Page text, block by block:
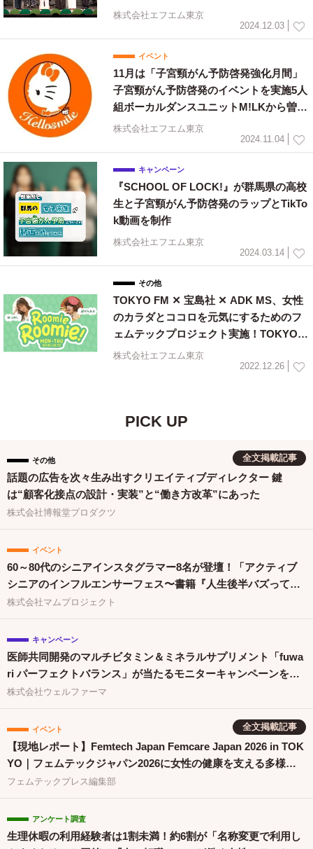
株式会社エフエム東京
2024.12.03
イベント
11月は「子宮頸がん予防啓発強化月間」
子宮頸がん予防啓発のイベントを実施5人
組ボーカルダンスユニットM!LKから曽野
舜太も登場！『Hellosmile in Sanrio Pur
株式会社エフエム東京
2024.11.04
キャンペーン
『SCHOOL OF LOCK!』が群馬県の高校
生と子宮頸がん予防啓発のラップとTikTo
k動画を制作
株式会社エフエム東京
2024.03.14
その他
TOKYO FM ✕ 宝島社 ✕ ADK MS、女性
のカラダとココロを元気にするためのフ
ェムテックプロジェクト実施！TOKYO F
M「Roomie Roomie!」
株式会社エフエム東京
2022.12.26
PICK UP
全文掲載記事
その他
話題の広告を次々生み出すクリエイティブディレクター 鍵
は“顧客化接点の設計・実装”と“働き方改革”にあった
株式会社博報堂プロダクツ
イベント
60～80代のシニアインスタグラマー8名が登壇！「アクティブ
シニアのインフルエンサーフェス〜書籍『人生後半バズってま
す！』出版祝〜」を開催
株式会社マムプロジェクト
キャンペーン
医師共同開発のマルチビタミン＆ミネラルサプリメント「fuwa
ri パーフェクトバランス」が当たるモニターキャンペーンを開
催
株式会社ウェルファーマ
全文掲載記事
イベント
【現地レポート】Femtech Japan Femcare Japan 2026 in TOK
YO｜フェムテックジャパン2026に女性の健康を支える多様な
取り組みが集結
フェムテックプレス編集部
アンケート調査
生理休暇の利用経験者は1割未満！約6割が「名称変更で利用し